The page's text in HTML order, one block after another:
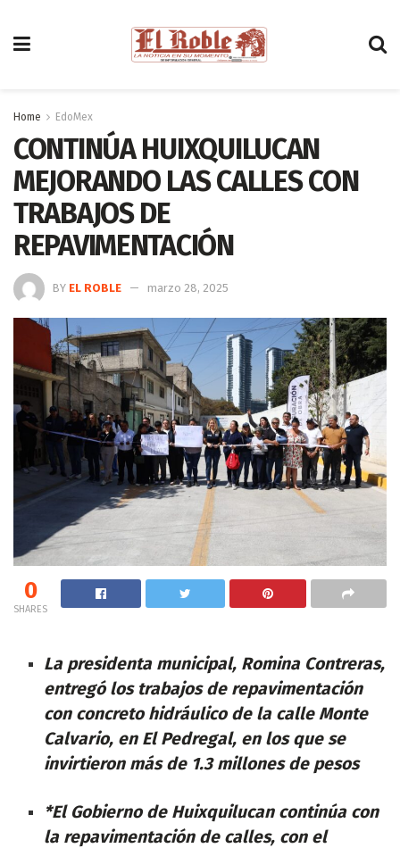
Home EdoMex
CONTINÚA HUIXQUILUCAN
MEJORANDO LAS CALLES CON
TRABAJOS DE
REPAVIMENTACIÓN
BY EL ROBLE marzo 28, 2025
0
SHARES
La presidenta municipal, Romina Contreras,
entregó los trabajos de repavimentación
con concreto hidráulico de la calle Monte
Calvario, en El Pedregal, en los que se
invirtieron más de 1.3 millones de pesos
*El Gobierno de Huixquilucan continúa con
la repavimentación de calles, con el